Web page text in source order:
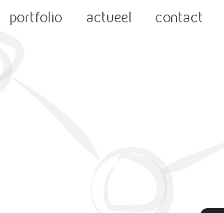
portfolio actueel contact